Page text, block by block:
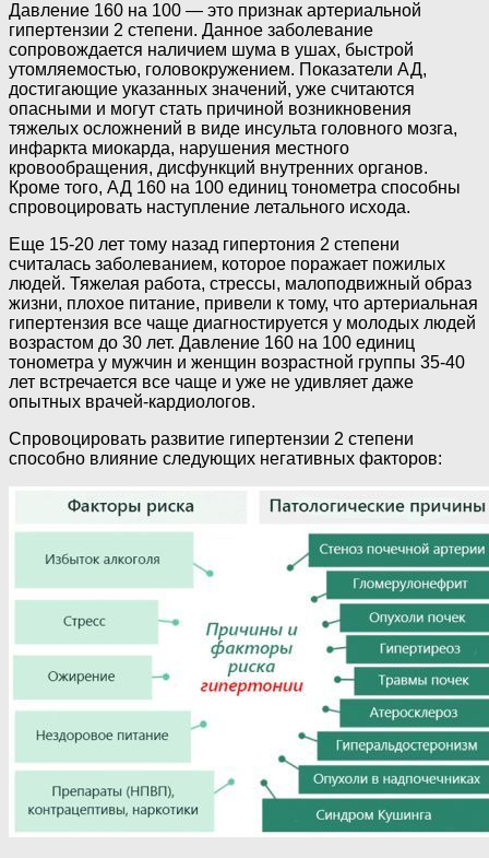
Давление 160 на 100 — это признак артериальной
гипертензии 2 степени. Данное заболевание
сопровождается наличием шума в ушах, быстрой
утомляемостью, головокружением. Показатели АД,
достигающие указанных значений, уже считаются
опасными и могут стать причиной возникновения
тяжелых осложнений в виде инсульта головного мозга,
инфаркта миокарда, нарушения местного
кровообращения, дисфункций внутренних органов.
Кроме того, АД 160 на 100 единиц тонометра способны
спровоцировать наступление летального исхода.
Еще 15-20 лет тому назад гипертония 2 степени
считалась заболеванием, которое поражает пожилых
людей. Тяжелая работа, стрессы, малоподвижный образ
жизни, плохое питание, привели к тому, что артериальная
гипертензия все чаще диагностируется у молодых людей
возрастом до 30 лет. Давление 160 на 100 единиц
тонометра у мужчин и женщин возрастной группы 35-40
лет встречается все чаще и уже не удивляет даже
опытных врачей-кардиологов.
Спровоцировать развитие гипертензии 2 степени
способно влияние следующих негативных факторов: